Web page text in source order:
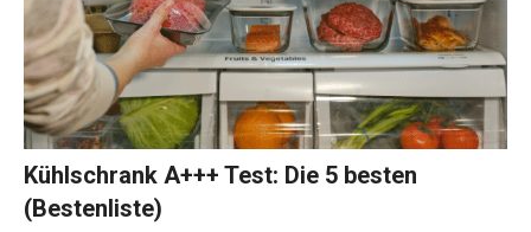
Kühlschrank A+++ Test: Die 5 besten
(Bestenliste)